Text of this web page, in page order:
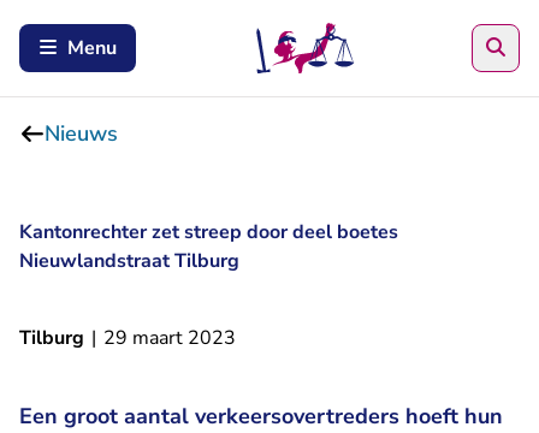
Menu
Nieuws
Kantonrechter zet streep door deel boetes
Nieuwlandstraat Tilburg
Tilburg | 29 maart 2023
Een groot aantal verkeersovertreders hoeft hun